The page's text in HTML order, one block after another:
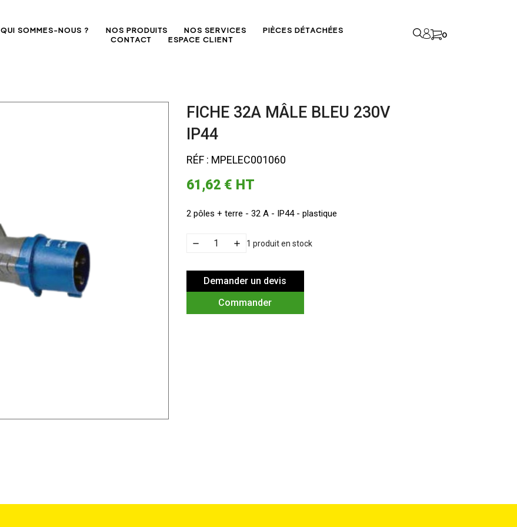
QUI SOMMES-NOUS ? NOS PRODUITS NOS SERVICES
PIÈCES DÉTACHÉES
CONTACT
ESPACE CLIENT 0
FICHE 32A MÂLE BLEU 230V
IP44
RÉF : MPELEC001060
61,62 € HT
2 pôles + terre - 32 A - IP44 - plastique
1 produit en stock
Demander un devis
Commander